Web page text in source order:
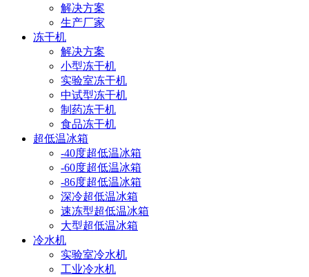
解决方案
生产厂家
冻干机
解决方案
小型冻干机
实验室冻干机
中试型冻干机
制药冻干机
食品冻干机
超低温冰箱
-40度超低温冰箱
-60度超低温冰箱
-86度超低温冰箱
深冷超低温冰箱
速冻型超低温冰箱
大型超低温冰箱
冷水机
实验室冷水机
工业冷水机